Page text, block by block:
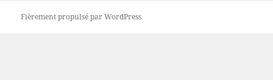
Fièrement propulsé par WordPress